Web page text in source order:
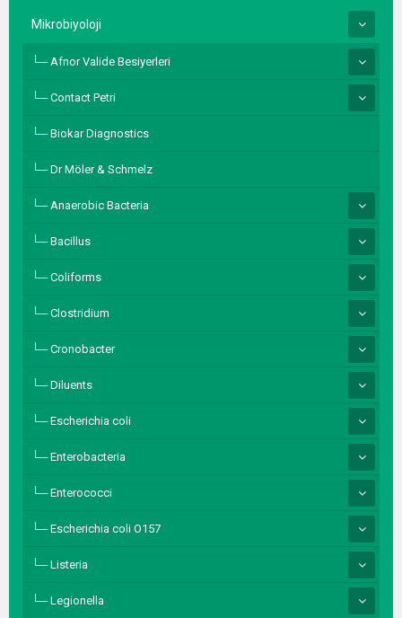
Mikrobiyoloji
Afnor Valide Besiyerleri
Contact Petri
Biokar Diagnostics
Dr Möler & Schmelz
Anaerobic Bacteria
Bacillus
Coliforms
Clostridium
Cronobacter
Diluents
Escherichia coli
Enterobacteria
Enterococci
Escherichia coli O157
Listeria
Legionella